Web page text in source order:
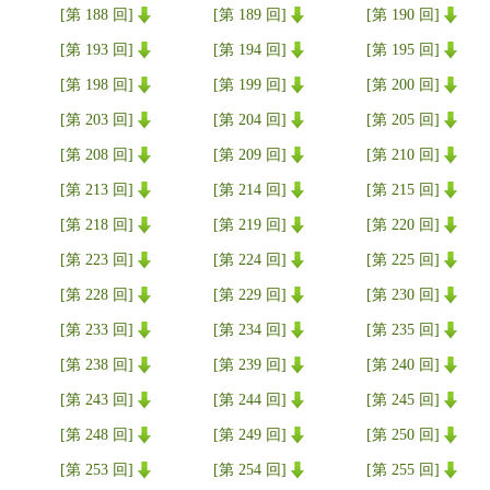
[第 188 回] [第 189 回] [第 190 回]
[第 193 回] [第 194 回] [第 195 回]
[第 198 回] [第 199 回] [第 200 回]
[第 203 回] [第 204 回] [第 205 回]
[第 208 回] [第 209 回] [第 210 回]
[第 213 回] [第 214 回] [第 215 回]
[第 218 回] [第 219 回] [第 220 回]
[第 223 回] [第 224 回] [第 225 回]
[第 228 回] [第 229 回] [第 230 回]
[第 233 回] [第 234 回] [第 235 回]
[第 238 回] [第 239 回] [第 240 回]
[第 243 回] [第 244 回] [第 245 回]
[第 248 回] [第 249 回] [第 250 回]
[第 253 回] [第 254 回] [第 255 回]